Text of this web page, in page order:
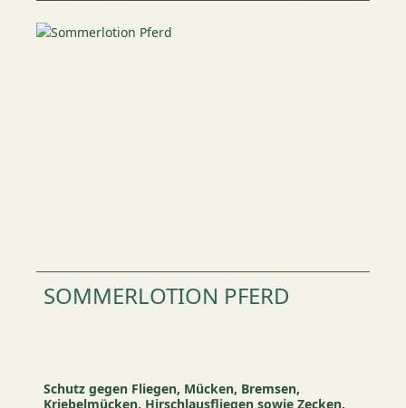
SOMMERLOTION PFERD
Schutz gegen Fliegen, Mücken, Bremsen,
Kriebelmücken, Hirschlausfliegen sowie Zecken.